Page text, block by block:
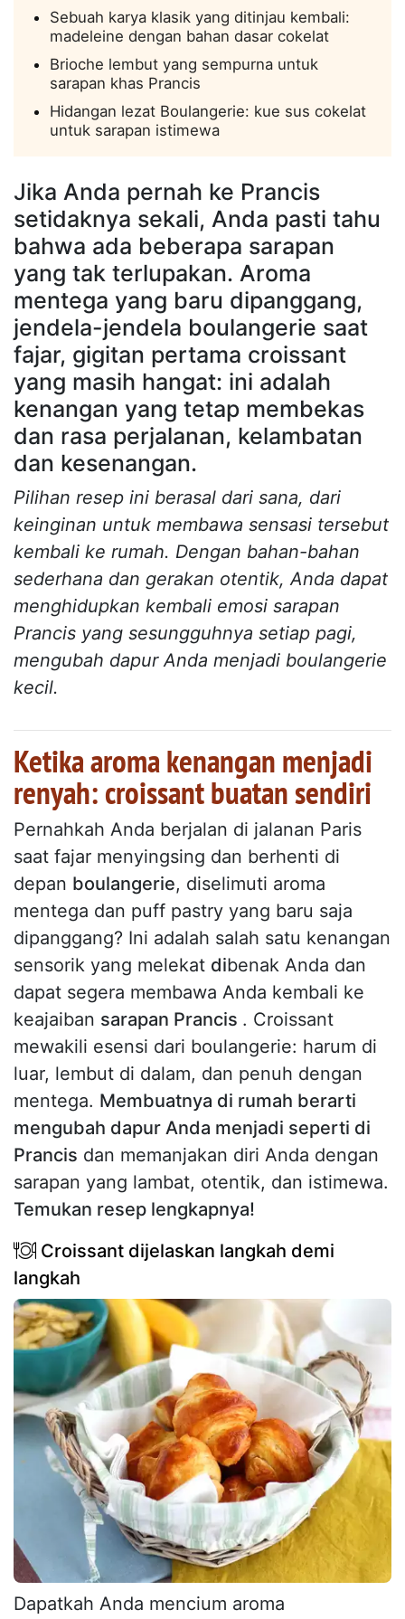
Sebuah karya klasik yang ditinjau kembali:
madeleine dengan bahan dasar cokelat
Brioche lembut yang sempurna untuk
sarapan khas Prancis
Hidangan lezat Boulangerie: kue sus cokelat
untuk sarapan istimewa
Jika Anda pernah ke Prancis
setidaknya sekali, Anda pasti tahu
bahwa ada beberapa sarapan
yang tak terlupakan. Aroma
mentega yang baru dipanggang,
jendela-jendela boulangerie saat
fajar, gigitan pertama croissant
yang masih hangat: ini adalah
kenangan yang tetap membekas
dan rasa perjalanan, kelambatan
dan kesenangan.
Pilihan resep ini berasal dari sana, dari
keinginan untuk membawa sensasi tersebut
kembali ke rumah. Dengan bahan-bahan
sederhana dan gerakan otentik, Anda dapat
menghidupkan kembali emosi sarapan
Prancis yang sesungguhnya setiap pagi,
mengubah dapur Anda menjadi boulangerie
kecil.
Ketika aroma kenangan menjadi
renyah: croissant buatan sendiri
Pernahkah Anda berjalan di jalanan Paris
saat fajar menyingsing dan berhenti di
depan boulangerie, diselimuti aroma
mentega dan puff pastry yang baru saja
dipanggang? Ini adalah salah satu kenangan
sensorik yang melekat dibenak Anda dan
dapat segera membawa Anda kembali ke
keajaiban sarapan Prancis . Croissant
mewakili esensi dari boulangerie: harum di
luar, lembut di dalam, dan penuh dengan
mentega. Membuatnya di rumah berarti
mengubah dapur Anda menjadi seperti di
Prancis dan memanjakan diri Anda dengan
sarapan yang lambat, otentik, dan istimewa.
Temukan resep lengkapnya!
Croissant dijelaskan langkah demi
langkah
Dapatkah Anda mencium aroma